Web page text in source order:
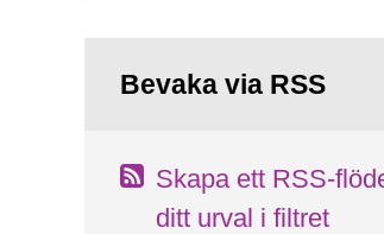
Bevaka via RSS
Skapa ett RSS-
ditt urval i filtret